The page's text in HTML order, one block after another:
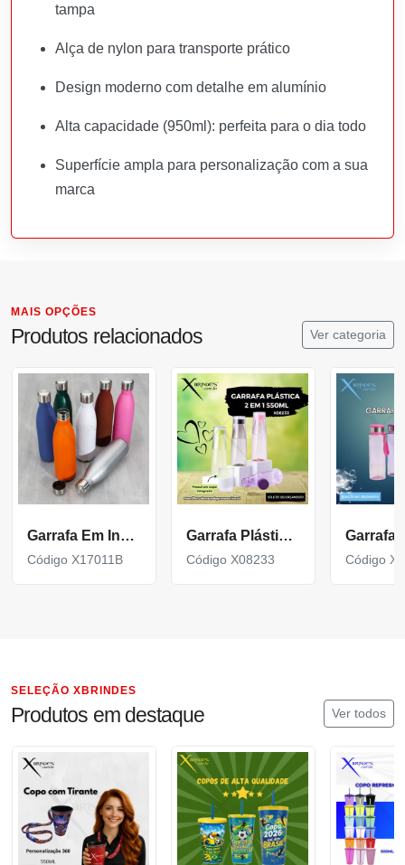
tampa
Alça de nylon para transporte prático
Design moderno com detalhe em alumínio
Alta capacidade (950ml): perfeita para o dia todo
Superfície ampla para personalização com a sua
marca
MAIS OPÇÕES
Produtos relacionados Ver categoria
Garrafa Em Inox Com Capacidade De 750Ml
Código X17011B
Garrafa Plástica 2 Em 1 Possui Copo Integrado 550Ml X08233
Código X08233 Código
SELEÇÃO XBRINDES
Produtos em destaque Ver todos